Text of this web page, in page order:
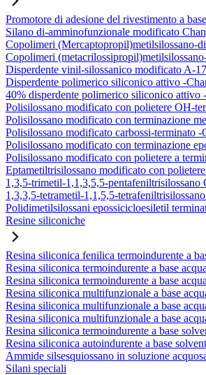
Promotore di adesione del rivestimento a
Silano di-amminofunzionale modificato
Copolimeri (Mercaptopropil)metilsilossano-
Copolimeri
Disperdente vinil-silossanico modificato A-
Disperdente polimerico siliconico attivo -
40% disperdente polimerico siliconico
Polisilossano modificato con polietere OH-
Polisilossano modificato con terminazione
Polisilossano modificato carbossi-terminato
Polisilossano modificato con terminazione
Polisilossano modificato con polietere a
Eptametiltrisilossano modificato con
1,3,5-trimetil-1,1,3,5,5-pentafeniltrisilossano
1,3,3,5-tetrametil-1,1,5,5-
Polidimetilsilossani epossicicloesiletil
Resine siliconiche
Resina siliconica fenilica termoindurente a
Resina siliconica termoindurente a base
Resina siliconica termoindurente a base
Resina siliconica multifunzionale a base
Resina siliconica multifunzionale a base
Resina siliconica multifunzionale a base
Resina siliconica termoindurente a base
Resina siliconica autoindurente a base
Ammide silsesquiossano in soluzione
Silani speciali